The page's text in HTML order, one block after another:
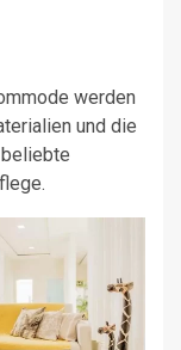
werden
und die